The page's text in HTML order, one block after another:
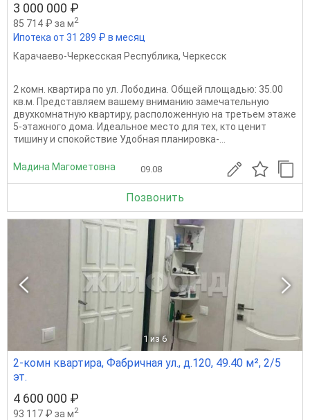
3 000 000 ₽
85 714 ₽ за м2
Ипотека от 31 289 ₽ в месяц
Карачаево-Черкесская Республика, Черкесск
2 комн. квартира по ул. Лободина. Общей площадью: 35.00
кв.м. Представляем вашему вниманию замечательную
двухкомнатную квартиру, расположенную на третьем этаже
5-этажного дома. Идеальное место для тех, кто ценит
тишину и спокойствие Удобная планировка-...
Мадина Магометовна 09.08
Позвонить
1 из 6
2-комн квартира, Фабричная ул., д.120, 49.40 м², 2/5
эт.
4 600 000 ₽
93 117 ₽ за м2